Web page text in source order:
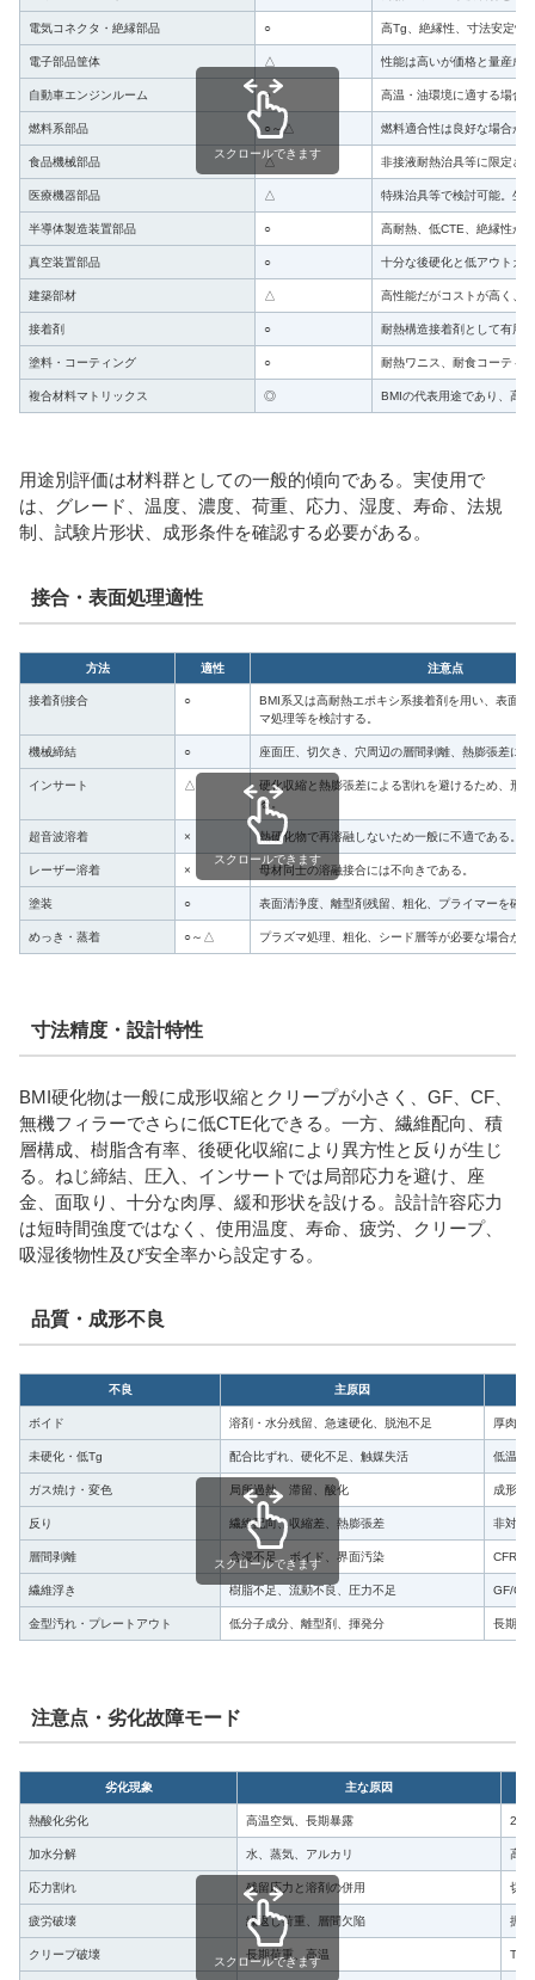
電気コネクタ・絶縁部品 ○ 高Tg、絶縁性、寸法安定性
電子部品筐体 △ 性能は高いが価格と量産成
自動車エンジンルーム ○ 高温・油環境に適する場合
燃料系部品 ○～△ 燃料適合性は良好な場合が
食品機械部品 △ 非接液耐熱治具等に限定さ
医療機器部品 △ 特殊治具等で検討可能。生
半導体製造装置部品 ○ 高耐熱、低CTE、絶縁性が
真空装置部品 ○ 十分な後硬化と低アウトガ
建築部材 △ 高性能だがコストが高く、
接着剤 ○ 耐熱構造接着剤として有用
塗料・コーティング ○ 耐熱ワニス、耐食コーティ
複合材料マトリックス ◎ BMIの代表用途であり、高
スクロールできます
用途別評価は材料群としての一般的傾向である。実使用で
は、グレード、温度、濃度、荷重、応力、湿度、寿命、法規
制、試験片形状、成形条件を確認する必要がある。
接合・表面処理適性
方法 適性 注意点
接着剤接合 ○
BMI系又は高耐熱エポキシ系接着剤を用い、表面
マ処理等を検討する。
機械締結 ○ 座面圧、切欠き、穴周辺の層間剥離、熱膨張差に
インサート △
硬化収縮と熱膨張差による割れを避けるため、形
る。
超音波溶着 × 熱硬化物で再溶融しないため一般に不適である。
レーザー溶着 × 母材同士の溶融接合には不向きである。
塗装 ○ 表面清浄度、離型剤残留、粗化、プライマーを確
めっき・蒸着 ○～△ プラズマ処理、粗化、シード層等が必要な場合が
スクロールできます
寸法精度・設計特性
BMI硬化物は一般に成形収縮とクリープが小さく、GF、CF、
無機フィラーでさらに低CTE化できる。一方、繊維配向、積
層構成、樹脂含有率、後硬化収縮により異方性と反りが生じ
る。ねじ締結、圧入、インサートでは局部応力を避け、座
金、面取り、十分な肉厚、緩和形状を設ける。設計許容応力
は短時間強度ではなく、使用温度、寿命、疲労、クリープ、
吸湿後物性及び安全率から設定する。
品質・成形不良
不良 主原因
ボイド 溶剤・水分残留、急速硬化、脱泡不足 厚肉、
未硬化・低Tg 配合比ずれ、硬化不足、触媒失活 低温、
ガス焼け・変色 局所過熱、滞留、酸化 成形機
反り 繊維配向、収縮差、熱膨張差 非対称
層間剥離 含浸不足、ボイド、界面汚染 CFRP/
繊維浮き 樹脂不足、流動不良、圧力不足 GF/CF
金型汚れ・プレートアウト 低分子成分、離型剤、揮発分 長期連
スクロールできます
注意点・劣化故障モード
劣化現象 主な原因
熱酸化劣化 高温空気、長期暴露
加水分解 水、蒸気、アルカリ 高
応力割れ 残留応力と溶剤の併用 切
疲労破壊 繰返し荷重、層間欠陥 振
クリープ破壊 長期荷重、高温 Tg
スクロールできます